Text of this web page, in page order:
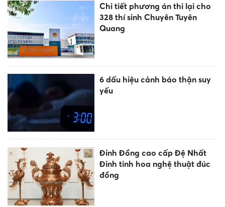
Chi tiết phương án thi lại cho
328 thí sinh Chuyên Tuyên
Quang
6 dấu hiệu cảnh báo thận suy
yếu
Đỉnh Đồng cao cấp Đệ Nhất
Đỉnh tinh hoa nghệ thuật đúc
đồng